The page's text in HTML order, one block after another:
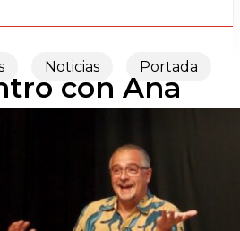
Noticias Portada
con Ana